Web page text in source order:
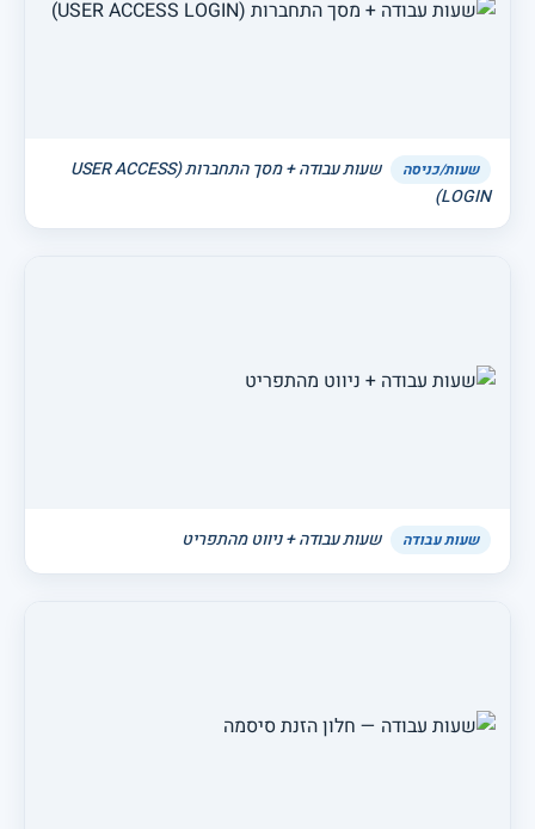
שעות/כניסה
שעות עבודה + מסך התחברות (USER ACCESS
LOGIN)
שעות עבודה שעות עבודה + ניווט מהתפריט